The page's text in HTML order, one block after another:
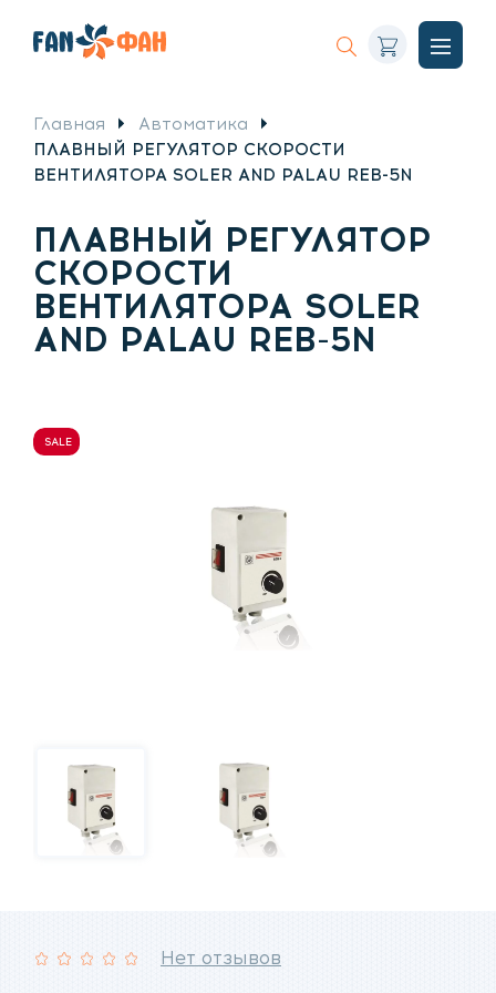
Искать
меню
Корзина
Главная
Автоматика
ПЛАВНЫЙ РЕГУЛЯТОР СКОРОСТИ
ВЕНТИЛЯТОРА SOLER AND PALAU REB-5N
ПЛАВНЫЙ РЕГУЛЯТОР
СКОРОСТИ
ВЕНТИЛЯТОРА SOLER
AND PALAU REB-5N
SALE
Нет отзывов